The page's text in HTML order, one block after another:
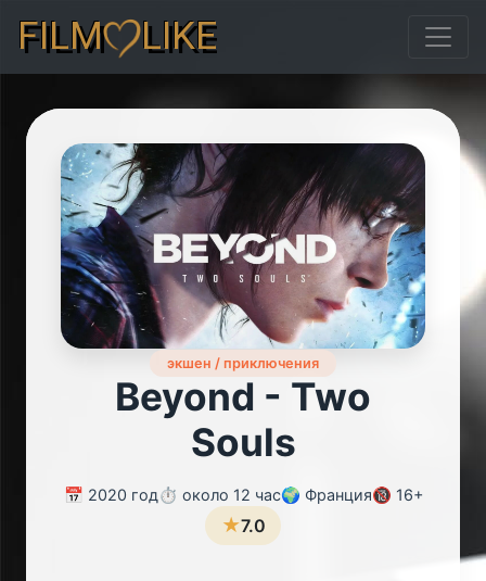
FILM LIKE
экшен / приключения
Beyond - Two
Souls
📅 2020 год⏱️ около 12 час🌍 Франция🔞 16+
★7.0